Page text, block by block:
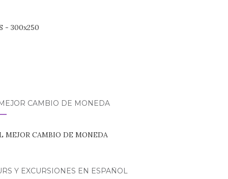
CAMBIO DE MONEDA
Y EXCURSIONES EN ESPAÑOL